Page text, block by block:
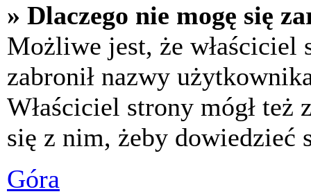
» Dlaczego nie mogę się
Możliwe jest, że właściciel
zabronił nazwy
Właściciel strony mógł
się z nim, żeby dowiedzieć
Góra